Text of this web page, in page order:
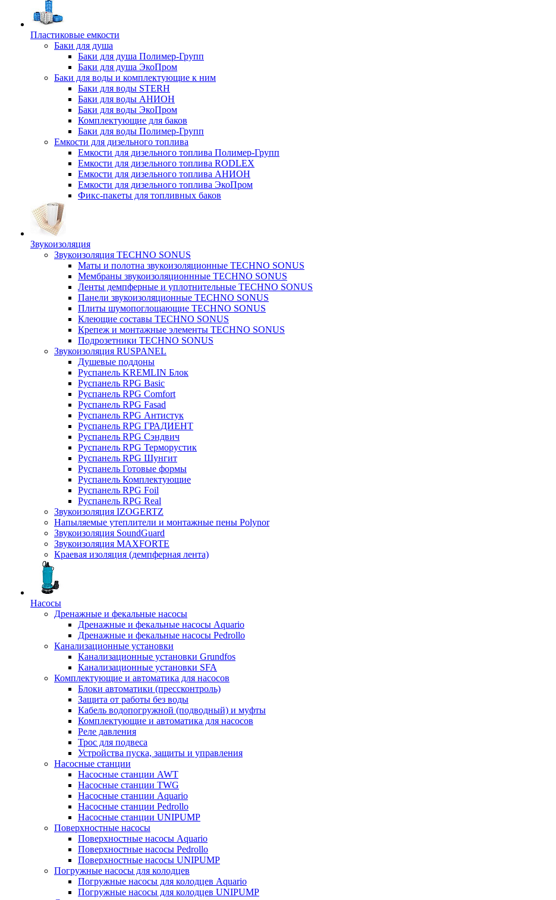
Пластиковые емкости
Баки для душа
Баки для душа Полимер-Групп
Баки для душа ЭкоПром
Баки для воды и комплектующие к ним
Баки для воды STERH
Баки для воды АНИОН
Баки для воды ЭкоПром
Комплектующие для баков
Баки для воды Полимер-Групп
Емкости для дизельного топлива
Емкости для дизельного топлива Полимер-Групп
Емкости для дизельного топлива RODLEX
Емкости для дизельного топлива АНИОН
Емкости для дизельного топлива ЭкоПром
Фикс-пакеты для топливных баков
Звукоизоляция
Звукоизоляция TECHNO SONUS
Маты и полотна звукоизоляционные TECHNO SONUS
Мембраны звукоизоляционнные TECHNO SONUS
Ленты демпферные и уплотнительные TECHNO SONUS
Панели звукоизоляционные TECHNO SONUS
Плиты шумопоглощающие TECHNO SONUS
Клеющие составы TECHNO SONUS
Крепеж и монтажные элементы TECHNO SONUS
Подрозетники TECHNO SONUS
Звукоизоляция RUSPANEL
Душевые поддоны
Руспанель KREMLIN Блок
Руспанель RPG Basic
Руспанель RPG Comfort
Руспанель RPG Fasad
Руспанель RPG Антистук
Руспанель RPG ГРАДИЕНТ
Руспанель RPG Сэндвич
Руспанель RPG Терморустик
Руспанель RPG Шунгит
Руспанель Готовые формы
Руспанель Комплектующие
Руспанель RPG Foil
Руспанель RPG Real
Звукоизоляция IZOGERTZ
Напыляемые утеплители и монтажные пены Polynor
Звукоизоляция SoundGuard
Звукоизоляция MAXFORTE
Краевая изоляция (демпферная лента)
Насосы
Дренажные и фекальные насосы
Дренажные и фекальные насосы Aquario
Дренажные и фекальные насосы Pedrollo
Канализационные установки
Канализационные установки Grundfos
Канализационные установки SFA
Комплектующие и автоматика для насосов
Блоки автоматики (прессконтроль)
Защита от работы без воды
Кабель водопогружной (подводный) и муфты
Комплектующие и автоматика для насосов
Реле давления
Трос для подвеса
Устройства пуска, защиты и управления
Насосные станции
Насосные станции AWT
Насосные станции TWG
Насосные станции Aquario
Насосные станции Pedrollo
Насосные станции UNIPUMP
Поверхностные насосы
Поверхностные насосы Aquario
Поверхностные насосы Pedrollo
Поверхностные насосы UNIPUMP
Погружные насосы для колодцев
Погружные насосы для колодцев Aquario
Погружные насосы для колодцев UNIPUMP